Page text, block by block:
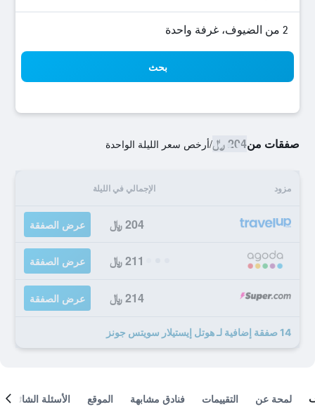
2 من الضيوف، غرفة واحدة
بحث
صفقات من204 ﷼ /أرخص سعر الليلة الواحدة
مزود الإجمالي في الليلة
204 ﷼ عرض الصفقة
211 ﷼ عرض الصفقة
214 ﷼ عرض الصفقة
14 صفقة إضافية لـ هوتل إيستيلار سويتس جونز
لمحة عن التقييمات فنادق مشابهة الموقع الأسئلة الشائعة